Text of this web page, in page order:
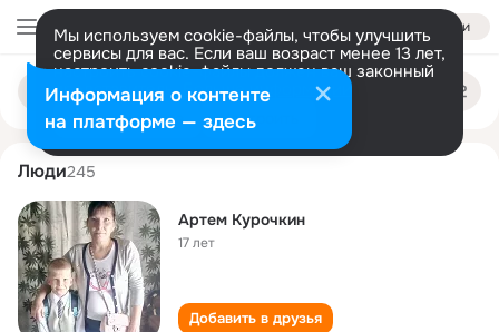
Войти
Мы используем cookie-файлы, чтобы улучшить
сервисы для вас. Если ваш возраст менее 13 лет,
настроить cookie-файлы должен ваш законный
представитель. Больше информации
Разрешить все Настроить
Поиск
людям
artyom kurochkin
Люди245
Артем Курочкин
17 лет
Добавить в друзья
Информация о контенте
на платформе — здесь